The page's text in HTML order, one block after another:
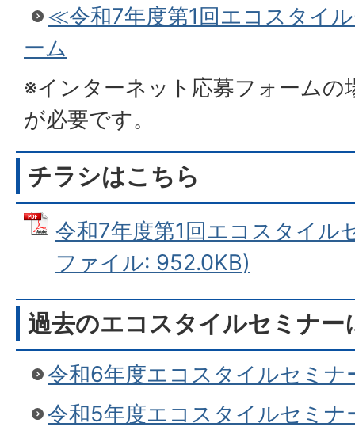
≪令和7年度第1回エコスタイ
ーム
※インターネット応募フォームの
が必要です。
チラシはこちら
令和7年度第1回エコスタイル
ファイル: 952.0KB)
過去のエコスタイルセミナ
令和6年度エコスタイルセミナ
令和5年度エコスタイルセミナ